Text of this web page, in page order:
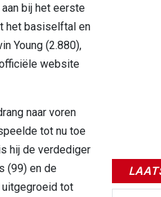
bij het eerste
het basiselftal en
Young (2.880),
website
naar voren
tot nu toe
hij de verdediger
(99) en de
tot